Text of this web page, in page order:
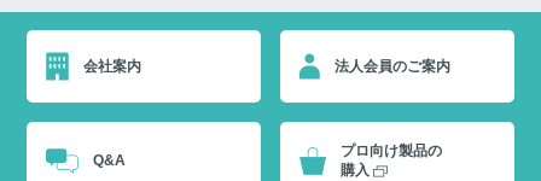
会社案内 法人会員のご案内
Q&A
プロ向け製品の
購入